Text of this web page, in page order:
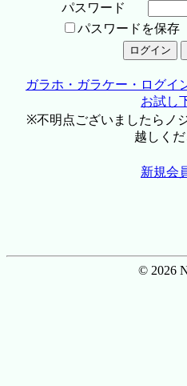
パスワード
パスワードを保存
ガラホ・ガラケー・ログイ
お試し
※不明点ございましたらノ
越しくだ
新規会
© 2026